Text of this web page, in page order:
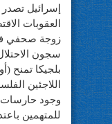
إسرائيل تصدر
العقوبات
زوجة صحفي
سجون
اللاجئين
وجود
للمتهمين